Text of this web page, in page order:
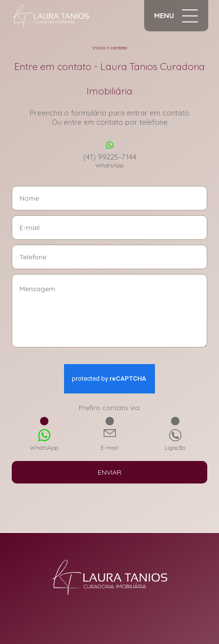
MENU
início> contato
Entre em contato - Laura Tanios Curadoria
Imobiliária
Preencha o formulário para entrar em contato
Ou entre em contato por telefone
(41) 99225-7144
WhatsApp
Prefiro contato via:
WhatsApp E-mail Ligação
ENVIAR